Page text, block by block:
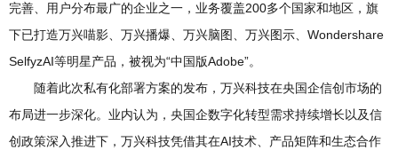
完善、用户分布最广的企业之一，业务覆盖200多个国家和地区，旗
下已打造万兴喵影、万兴播爆、万兴脑图、万兴图示、Wondershare
SelfyzAI等明星产品，被视为“中国版Adobe”。
随着此次私有化部署方案的发布，万兴科技在央国企信创市场的
布局进一步深化。业内认为，央国企数字化转型需求持续增长以及信
创政策深入推进下，万兴科技凭借其在AI技术、产品矩阵和生态合作